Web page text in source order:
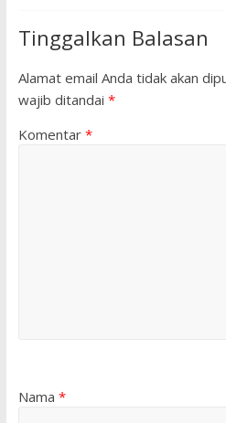
Tinggalkan Balasan
Alamat email Anda tidak akan
wajib ditandai *
Komentar *
Nama *